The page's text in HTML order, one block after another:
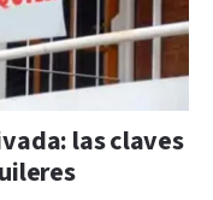
las claves